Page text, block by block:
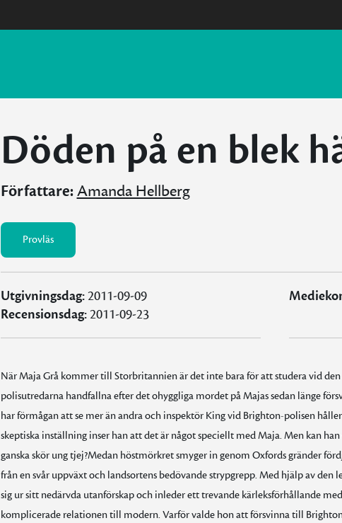
Döden på en blek
Författare:Amanda Hellberg
Provläs
Utgivningsdag:2011-09-09
Recensionsdag:2011-09-23
När Maja Grå kommer till Storbritannien är det inte bara för att studera vid
polisutredarna handfallna efter det ohyggliga mordet på Majas sedan länge
har förmågan att se mer än andra och inspektör King vid Brighton-polisen
skeptiska inställning inser han att det är något speciellt med Maja. Men kan
ganska skör ung tjej?Medan höstmörkret smyger in genom Oxfords gränder
från en svår uppväxt och landsortens bedövande strypgrepp. Med hjälp av
sig ur sitt nedärvda utanförskap och inleder ett trevande kärleksförhållande
komplicerade relationen till modern. Varför valde hon att försvinna till